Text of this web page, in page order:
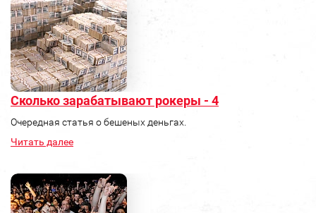
Сколько зарабатывают рокеры - 4
Очередная статья о бешеных деньгах.
Читать далее